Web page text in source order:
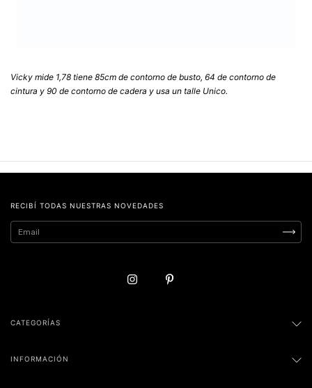
Vicky mide 1,78 tiene 85cm de contorno de busto, 64 de contorno de
cintura y 90 de contorno de cadera y usa un talle Unico.
RECIBÍ TODAS NUESTRAS NOVEDADES
CATEGORÍAS
INFORMACIÓN